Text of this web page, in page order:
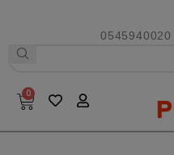
0545940020
0